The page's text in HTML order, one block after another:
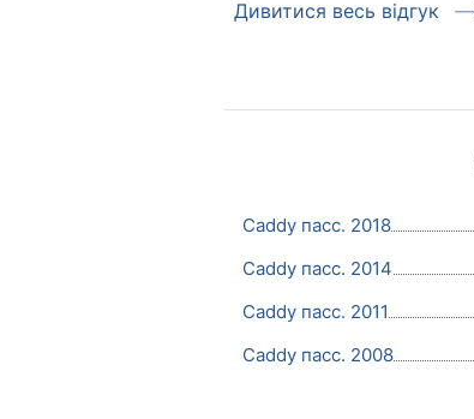
Дивитися весь відгук
Caddy пасс. 2018
Caddy пасс. 2014
Caddy пасс. 2011
Caddy пасс. 2008